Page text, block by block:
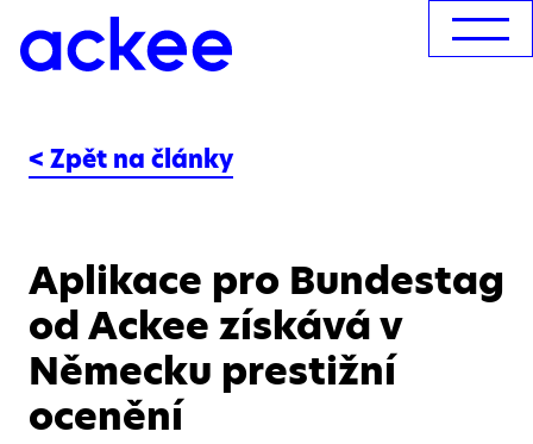
< Zpět na články
Aplikace pro Bundestag
od Ackee získává v
Německu prestižní
ocenění